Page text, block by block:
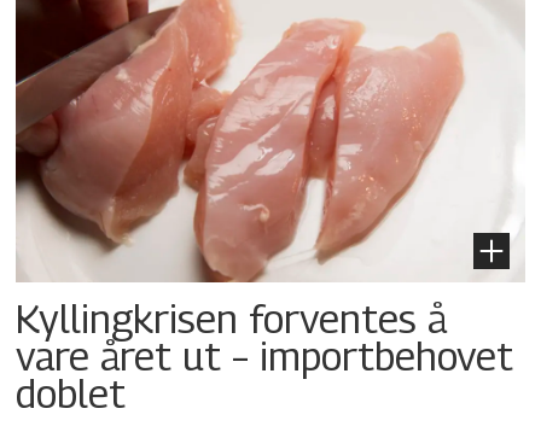
Kyllingkrisen forventes å
vare året ut – importbehovet
doblet